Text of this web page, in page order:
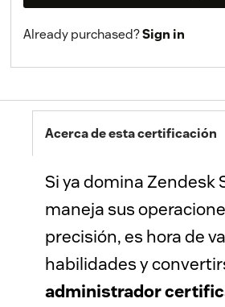
Already purchased?Sign in
Acerca de esta certificación
Si ya domina Zendesk
maneja sus
precisión, es hora de
administrador